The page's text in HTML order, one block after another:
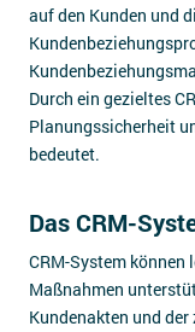
auf den Kunden und
Durch ein gezieltes
Planungssicherheit
bedeutet.
Das CRM-
CRM-System
Maßnahmen
Kundenakten und